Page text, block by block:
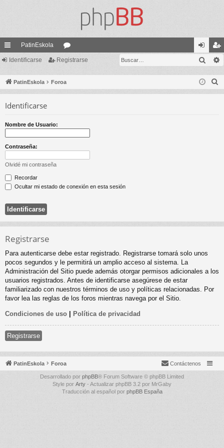
nl
ac
es
rá
do
s
PatinEskola
or
os
de
nti
fic
eg
ist
ra
Identificarse Registrarse
PatinEskola Foroa
Identificarse
Nombre de Usuario:
Contraseña:
Olvidé mi contraseña
Recordar
Ocultar mi estado de conexión en esta sesión
Registrarse
Para autenticarse debe estar registrado. Registrarse tomará solo unos
pocos segundos y le permitirá un amplio acceso al sistema. La
Administración del Sitio puede además otorgar permisos adicionales a los
usuarios registrados. Antes de identificarse asegúrese de estar
familiarizado con nuestros términos de uso y políticas relacionadas. Por
favor lea las reglas de los foros mientras navega por el Sitio.
Condiciones de uso | Política de privacidad
Registrarse
PatinEskola Foroa Contáctenos
Desarrollado por phpBB® Forum Software © phpBB Limited
Style por Arty - Actualizar phpBB 3.2 por MrGaby
Traducción al español por phpBB España